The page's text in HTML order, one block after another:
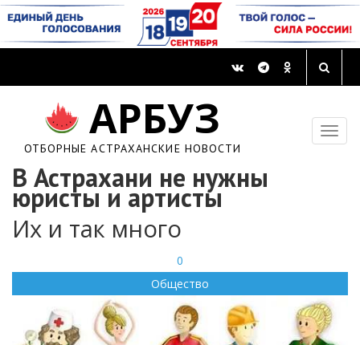
АРБУЗ
ОТБОРНЫЕ АСТРАХАНСКИЕ НОВОСТИ
В Астрахани не нужны
юристы и артисты
Их и так много
0
Общество